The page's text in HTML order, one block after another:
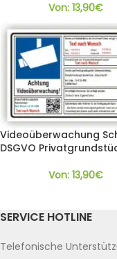
Von: 13,90€
Videoüberwachung
DSGVO
Von: 13,90€
SERVICE HOTLINE
Telefonische